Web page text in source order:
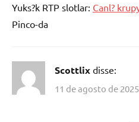
Yuks?k RTP slotlar: Canl?
Pinco-da
Scottlix disse:
11 de agosto de